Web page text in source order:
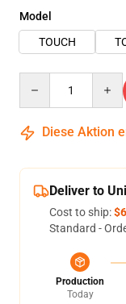
Model
TOUCH
Diese Aktion
Deliver to
Cost to ship:
Standard -
Production
Today